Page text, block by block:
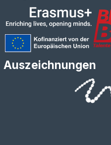
Auszeichnungen